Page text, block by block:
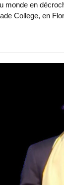
monde en
College, en